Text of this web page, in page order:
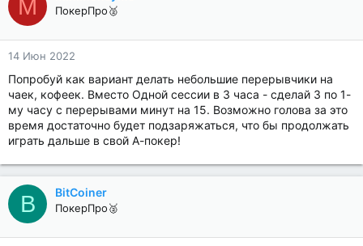
M ПокерПро🥈
14 Июн 2022
Попробуй как вариант делать небольшие перерывчики на
чаек, кофеек. Вместо Одной сессии в 3 часа - сделай 3 по 1-
му часу с перерывами минут на 15. Возможно голова за это
время достаточно будет подзаряжаться, что бы продолжать
играть дальше в свой А-покер!
B BitCoiner
ПокерПро🥈